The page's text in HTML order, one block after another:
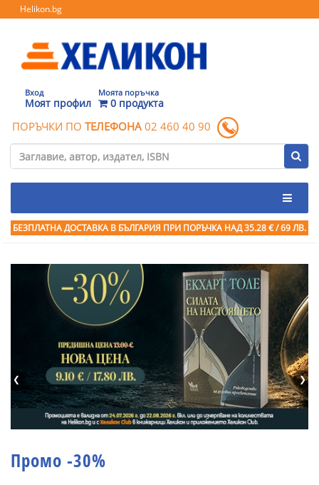
Helikon.bg
Вход
Моят профил
Моята поръчка
0 продукта
ПОРЪЧКИ ПО ТЕЛЕФОНА 02 460 40 90
БЕЗПЛАТНА ДОСТАВКА В БЪЛГАРИЯ ПРИ ПОРЪЧКА НАД 35.28 € / 69 ЛВ.
❮ ❯
Промо -30%